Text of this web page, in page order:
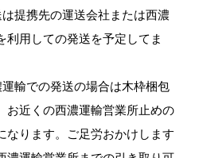
提携先の運送会社または西濃
利用しての発送を予定してま
輸での発送の場合は木枠梱包
お近くの西濃運輸営業所止めの
なります。ご足労おかけします